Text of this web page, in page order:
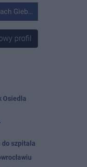
ciało mężczyzny.
profil
Osiedla
do szpitala